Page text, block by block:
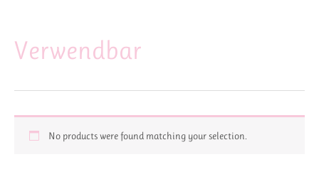
Verwendbar
No products were found matching your selection.